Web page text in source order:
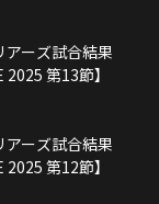
ーズ試合結果
2025 第13節】
ーズ試合結果
2025 第12節】